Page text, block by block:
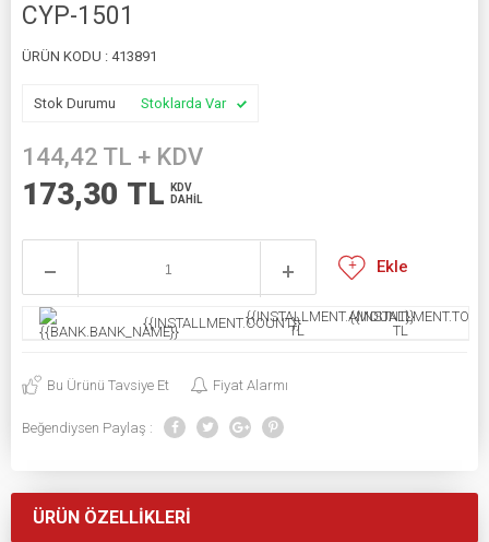
CYP-1501
ÜRÜN KODU : 413891
Stok Durumu Stoklarda Var
144,42 TL + KDV
173,30 TL
KDV
DAHİL
Ekle
{{INSTALLMENT.COUNT}}{{INSTALLMENT.AMOUNT}}
TL
TL
Bu Ürünü Tavsiye Et Fiyat Alarmı
Beğendiysen Paylaş :
ÜRÜN ÖZELLIKLERI